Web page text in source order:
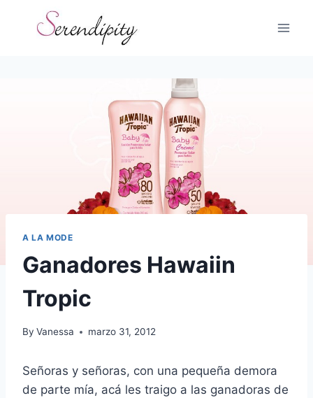
A LA MODE
Ganadores Hawaiin
Tropic
By Vanessa marzo 31, 2012
Señoras y señoras, con una pequeña demora
de parte mía, acá les traigo a las ganadoras de